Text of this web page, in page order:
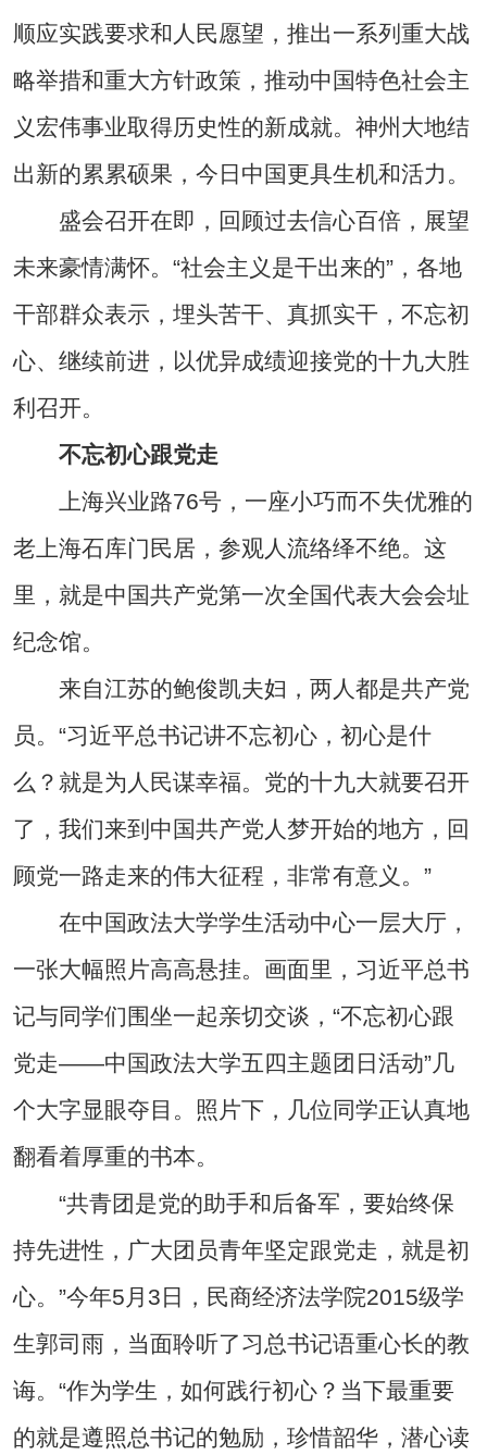
顺应实践要求和人民愿望，推出一系列重大战
略举措和重大方针政策，推动中国特色社会主
义宏伟事业取得历史性的新成就。神州大地结
出新的累累硕果，今日中国更具生机和活力。
盛会召开在即，回顾过去信心百倍，展望
未来豪情满怀。“社会主义是干出来的”，各地
干部群众表示，埋头苦干、真抓实干，不忘初
心、继续前进，以优异成绩迎接党的十九大胜
利召开。
不忘初心跟党走
上海兴业路76号，一座小巧而不失优雅的
老上海石库门民居，参观人流络绎不绝。这
里，就是中国共产党第一次全国代表大会会址
纪念馆。
来自江苏的鲍俊凯夫妇，两人都是共产党
员。“习近平总书记讲不忘初心，初心是什
么？就是为人民谋幸福。党的十九大就要召开
了，我们来到中国共产党人梦开始的地方，回
顾党一路走来的伟大征程，非常有意义。”
在中国政法大学学生活动中心一层大厅，
一张大幅照片高高悬挂。画面里，习近平总书
记与同学们围坐一起亲切交谈，“不忘初心跟
党走——中国政法大学五四主题团日活动”几
个大字显眼夺目。照片下，几位同学正认真地
翻看着厚重的书本。
“共青团是党的助手和后备军，要始终保
持先进性，广大团员青年坚定跟党走，就是初
心。”今年5月3日，民商经济法学院2015级学
生郭司雨，当面聆听了习总书记语重心长的教
诲。“作为学生，如何践行初心？当下最重要
的就是遵照总书记的勉励，珍惜韶华，潜心读